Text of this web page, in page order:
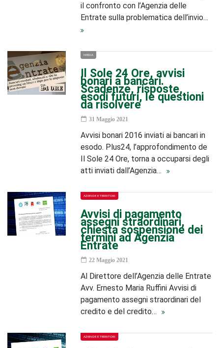
il confronto con l’Agenzia delle
Entrate sulla problematica dell’invio…
MEDIA
Il Sole 24 Ore, avvisi
bonari a bancari.
Scadenze, risposte,
esodi futuri, le questioni
da risolvere
31 Maggio 2021
Avvisi bonari 2016 inviati ai bancari in
esodo. Plus24, l’approfondimento de
Il Sole 24 Ore, torna a occuparsi degli
atti inviati dall’Agenzia…
AZIENDE E TERRITORI
Avvisi di pagamento
assegni straordinari,
chiesta sospensione dei
termini ad Agenzia
Entrate
22 Maggio 2021
Al Direttore dell’Agenzia delle Entrate
Avv. Ernesto Maria Ruffini Avvisi di
pagamento assegni straordinari del
credito e del credito…
AZIENDE E TERRITORI